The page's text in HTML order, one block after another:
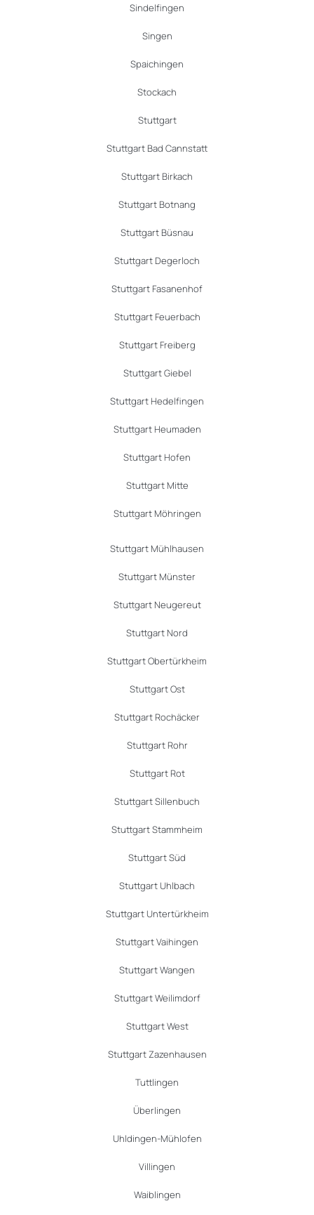
Sindelfingen
Singen
Spaichingen
Stockach
Stuttgart
Stuttgart Bad Cannstatt
Stuttgart Birkach
Stuttgart Botnang
Stuttgart Büsnau
Stuttgart Degerloch
Stuttgart Fasanenhof
Stuttgart Feuerbach
Stuttgart Freiberg
Stuttgart Giebel
Stuttgart Hedelfingen
Stuttgart Heumaden
Stuttgart Hofen
Stuttgart Mitte
Stuttgart Möhringen
Stuttgart Mühlhausen
Stuttgart Münster
Stuttgart Neugereut
Stuttgart Nord
Stuttgart Obertürkheim
Stuttgart Ost
Stuttgart Rochäcker
Stuttgart Rohr
Stuttgart Rot
Stuttgart Sillenbuch
Stuttgart Stammheim
Stuttgart Süd
Stuttgart Uhlbach
Stuttgart Untertürkheim
Stuttgart Vaihingen
Stuttgart Wangen
Stuttgart Weilimdorf
Stuttgart West
Stuttgart Zazenhausen
Tuttlingen
Überlingen
Uhldingen-Mühlofen
Villingen
Waiblingen